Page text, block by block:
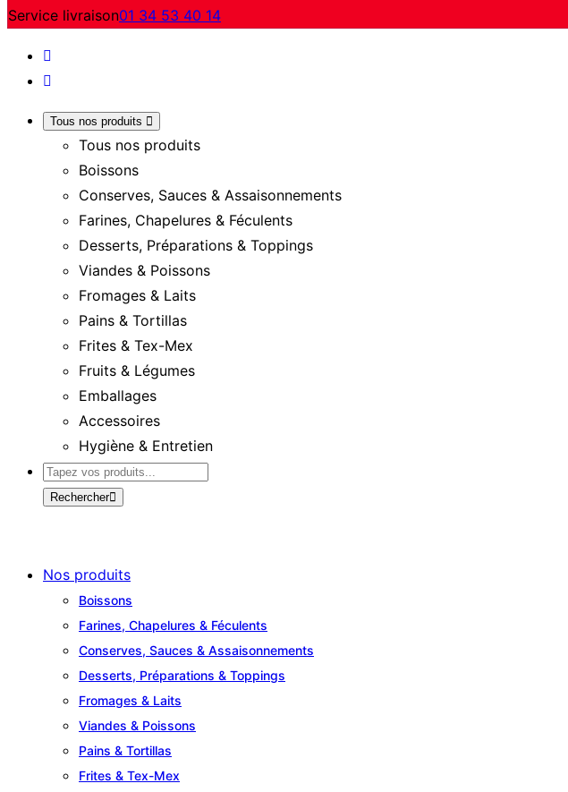
Service livraison01 34 53 40 14
Tous nos produits
Tous nos produits
Boissons
Conserves, Sauces & Assaisonnements
Farines, Chapelures & Féculents
Desserts, Préparations & Toppings
Viandes & Poissons
Fromages & Laits
Pains & Tortillas
Frites & Tex-Mex
Fruits & Légumes
Emballages
Accessoires
Hygiène & Entretien
Rechercher
Nos produits
Boissons
Farines, Chapelures & Féculents
Conserves, Sauces & Assaisonnements
Desserts, Préparations & Toppings
Fromages & Laits
Viandes & Poissons
Pains & Tortillas
Frites & Tex-Mex